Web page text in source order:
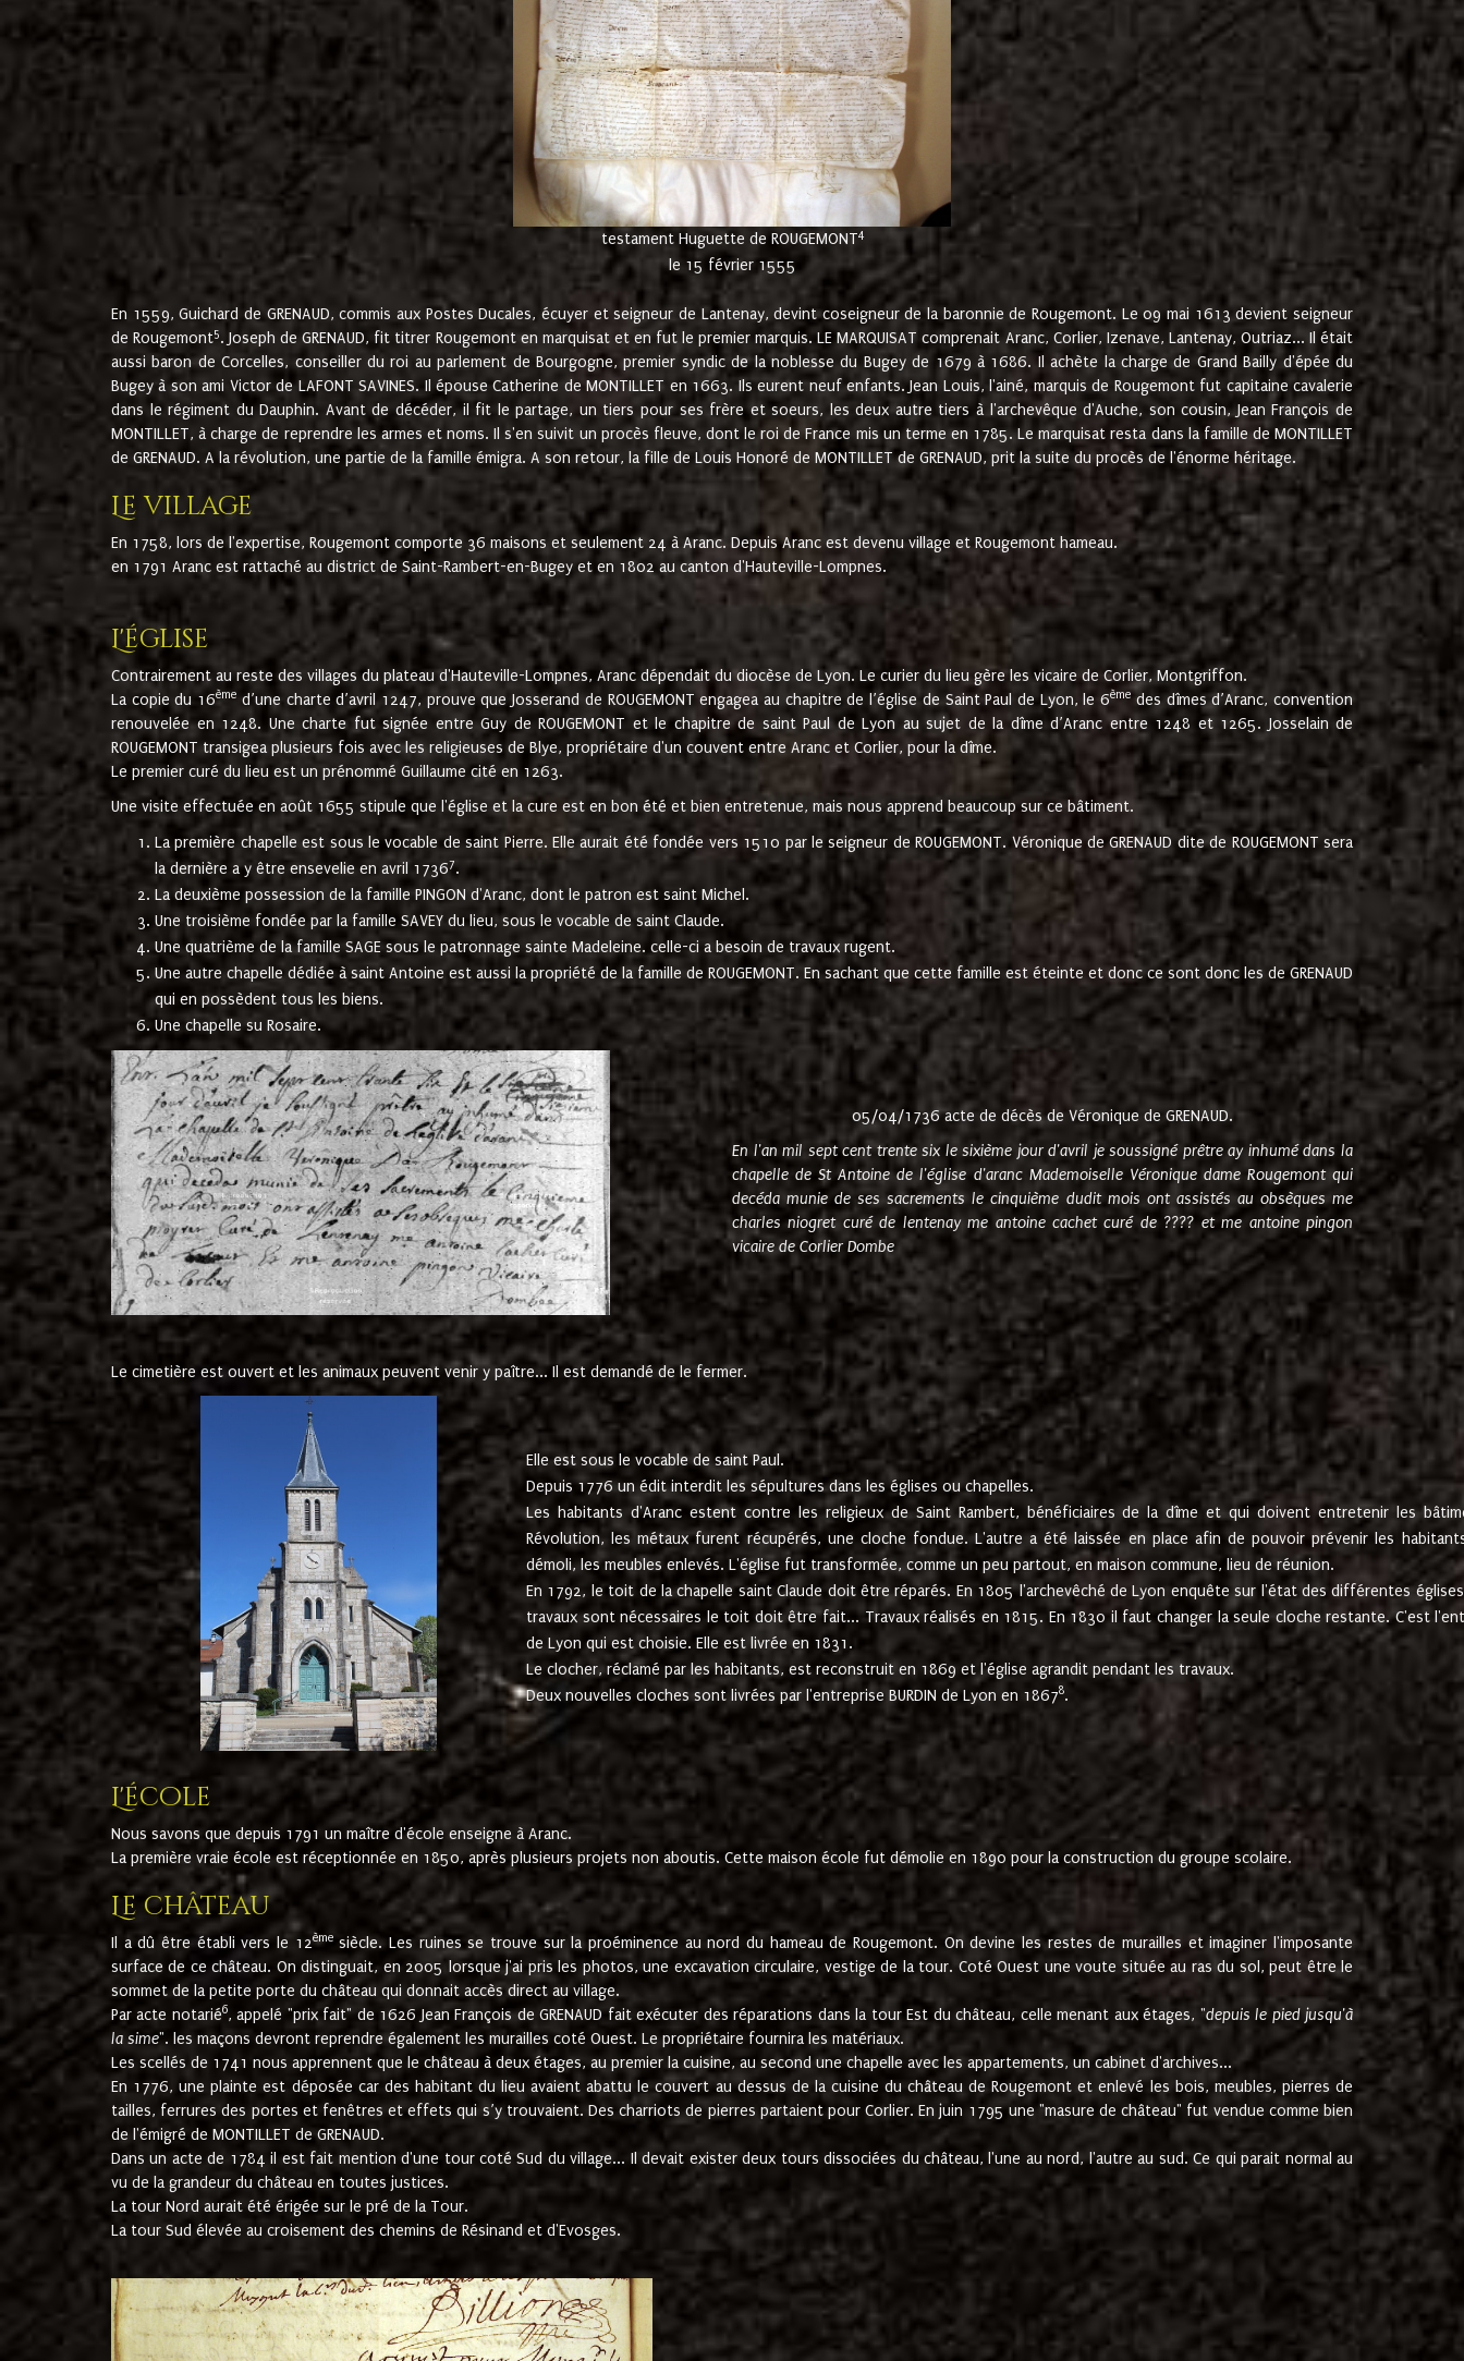
testament Huguette de ROUGEMONT4
le 15 février 1555
En 1559, Guichard de GRENAUD, commis aux Postes Ducales, écuyer et seigneur de Lantenay, devint coseigneur de la baronnie de Rougemont. Le 09 mai 1613 devient seigneur
de Rougemont5. Joseph de GRENAUD, fit titrer Rougemont en marquisat et en fut le premier marquis. LE MARQUISAT comprenait Aranc, Corlier, Izenave, Lantenay, Outriaz... Il était
aussi baron de Corcelles, conseiller du roi au parlement de Bourgogne, premier syndic de la noblesse du Bugey de 1679 à 1686. Il achète la charge de Grand Bailly d'épée du
Bugey à son ami Victor de LAFONT SAVINES. Il épouse Catherine de MONTILLET en 1663. Ils eurent neuf enfants. Jean Louis, l'ainé, marquis de Rougemont fut capitaine cavalerie
dans le régiment du Dauphin. Avant de décéder, il fit le partage, un tiers pour ses frère et soeurs, les deux autre tiers à l'archevêque d'Auche, son cousin, Jean François de
MONTILLET, à charge de reprendre les armes et noms. Il s'en suivit un procès fleuve, dont le roi de France mis un terme en 1785. Le marquisat resta dans la famille de MONTILLET
de GRENAUD. A la révolution, une partie de la famille émigra. A son retour, la fille de Louis Honoré de MONTILLET de GRENAUD, prit la suite du procès de l'énorme héritage.
Le village
En 1758, lors de l'expertise, Rougemont comporte 36 maisons et seulement 24 à Aranc. Depuis Aranc est devenu village et Rougemont hameau.
en 1791 Aranc est rattaché au district de Saint-Rambert-en-Bugey et en 1802 au canton d'Hauteville-Lompnes.
L'église
Contrairement au reste des villages du plateau d'Hauteville-Lompnes, Aranc dépendait du diocèse de Lyon. Le curier du lieu gère les vicaire de Corlier, Montgriffon.
La copie du 16ème d’une charte d’avril 1247, prouve que Josserand de ROUGEMONT engagea au chapitre de l’église de Saint Paul de Lyon, le 6ème des dîmes d’Aranc, convention
renouvelée en 1248. Une charte fut signée entre Guy de ROUGEMONT et le chapitre de saint Paul de Lyon au sujet de la dîme d’Aranc entre 1248 et 1265. Josselain de
ROUGEMONT transigea plusieurs fois avec les religieuses de Blye, propriétaire d'un couvent entre Aranc et Corlier, pour la dîme.
Le premier curé du lieu est un prénommé Guillaume cité en 1263.
Une visite effectuée en août 1655 stipule que l'église et la cure est en bon été et bien entretenue, mais nous apprend beaucoup sur ce bâtiment.
La première chapelle est sous le vocable de saint Pierre. Elle aurait été fondée vers 1510 par le seigneur de ROUGEMONT. Véronique de GRENAUD dite de ROUGEMONT sera
la dernière a y être ensevelie en avril 17367.
La deuxième possession de la famille PINGON d'Aranc, dont le patron est saint Michel.
Une troisième fondée par la famille SAVEY du lieu, sous le vocable de saint Claude.
Une quatrième de la famille SAGE sous le patronnage sainte Madeleine. celle-ci a besoin de travaux rugent.
Une autre chapelle dédiée à saint Antoine est aussi la propriété de la famille de ROUGEMONT. En sachant que cette famille est éteinte et donc ce sont donc les de GRENAUD
qui en possèdent tous les biens.
Une chapelle su Rosaire.
05/04/1736 acte de décès de Véronique de GRENAUD.
En l'an mil sept cent trente six le sixième jour d'avril je soussigné prêtre ay inhumé dans la
chapelle de St Antoine de l'église d'aranc Mademoiselle Véronique dame Rougemont qui
decéda munie de ses sacrements le cinquième dudit mois ont assistés au obsèques me
charles niogret curé de lentenay me antoine cachet curé de ???? et me antoine pingon
vicaire de Corlier Dombe
Le cimetière est ouvert et les animaux peuvent venir y paître... Il est demandé de le fermer.
Elle est sous le vocable de saint Paul.
Depuis 1776 un édit interdit les sépultures dans les églises ou chapelles.
Les habitants d'Aranc estent contre les religieux de Saint Rambert, bénéficiaires de la dîme et qui doivent entretenir les
Révolution, les métaux furent récupérés, une cloche fondue. L'autre a été laissée en place afin de pouvoir prévenir les
démoli, les meubles enlevés. L'église fut transformée, comme un peu partout, en maison commune, lieu de réunion.
En 1792, le toit de la chapelle saint Claude doit être réparés. En 1805 l'archevêché de Lyon enquête sur l'état des différentes
travaux sont nécessaires le toit doit être fait... Travaux réalisés en 1815. En 1830 il faut changer la seule cloche restante. C'est
de Lyon qui est choisie. Elle est livrée en 1831.
Le clocher, réclamé par les habitants, est reconstruit en 1869 et l'église agrandit pendant les travaux.
Deux nouvelles cloches sont livrées par l'entreprise BURDIN de Lyon en 18678.
L'école
Nous savons que depuis 1791 un maître d'école enseigne à Aranc.
La première vraie école est réceptionnée en 1850, après plusieurs projets non aboutis. Cette maison école fut démolie en 1890 pour la construction du groupe scolaire.
Le château
Il a dû être établi vers le 12èmesiècle. Les ruines se trouve sur la proéminence au nord du hameau de Rougemont. On devine les restes de murailles et imaginer l'imposante
surface de ce château. On distinguait, en 2005 lorsque j'ai pris les photos, une excavation circulaire, vestige de la tour. Coté Ouest une voute située au ras du sol, peut être le
sommet de la petite porte du château qui donnait accès direct au village.
Par acte notarié6, appelé "prix fait" de 1626 Jean François de GRENAUD fait exécuter des réparations dans la tour Est du château, celle menant aux étages, "depuis le pied jusqu'à
la sime". les maçons devront reprendre également les murailles coté Ouest. Le propriétaire fournira les matériaux.
Les scellés de 1741 nous apprennent que le château à deux étages, au premier la cuisine, au second une chapelle avec les appartements, un cabinet d'archives...
En 1776, une plainte est déposée car des habitant du lieu avaient abattu le couvert au dessus de la cuisine du château de Rougemont et enlevé les bois, meubles, pierres de
tailles, ferrures des portes et fenêtres et effets qui s’y trouvaient. Des charriots de pierres partaient pour Corlier. En juin 1795 une "masure de château" fut vendue comme bien
de l'émigré de MONTILLET de GRENAUD.
Dans un acte de 1784 il est fait mention d'une tour coté Sud du village... Il devait exister deux tours dissociées du château, l'une au nord, l'autre au sud. Ce qui parait normal au
vu de la grandeur du château en toutes justices.
La tour Nord aurait été érigée sur le pré de la Tour.
La tour Sud élevée au croisement des chemins de Résinand et d'Evosges.